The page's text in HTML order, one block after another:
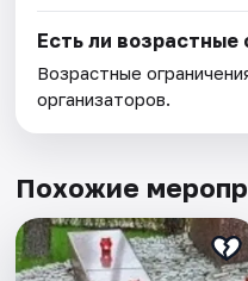
Есть ли возрастные
Возрастные
организаторов.
Похожие